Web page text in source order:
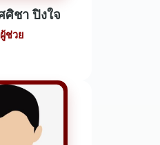
ศิชา ปิงใจ
ช่วย